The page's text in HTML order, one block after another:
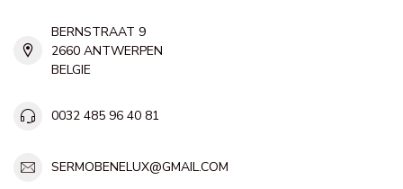
BERNSTRAAT 9
2660 ANTWERPEN
BELGIE
0032 485 96 40 81
SERMOBENELUX@GMAIL.COM